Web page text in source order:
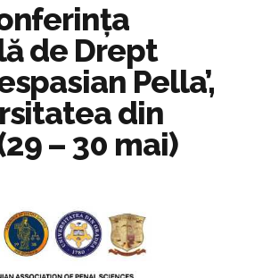
de Drept
Pella’,
din
– 30 mai)